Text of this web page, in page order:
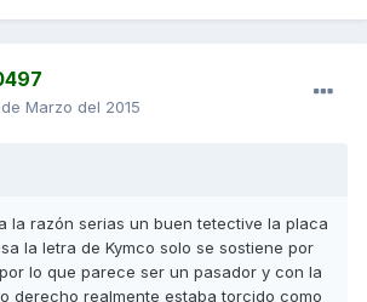
Marzo del 2015
la razón serias un buen tetective la placa
la letra de Kymco solo se sostiene por
lo que parece ser un pasador y con la
derecho realmente estaba torcido como